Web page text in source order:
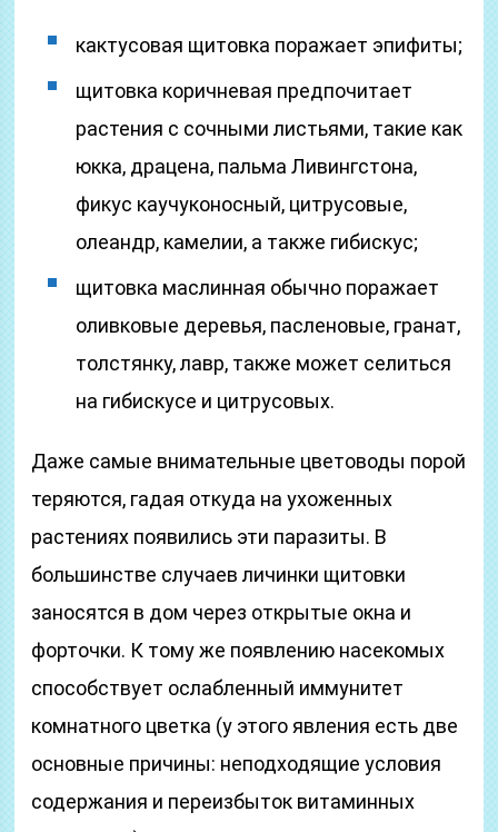
кактусовая щитовка поражает эпифиты;
щитовка коричневая предпочитает
растения с сочными листьями, такие как
юкка, драцена, пальма Ливингстона,
фикус каучуконосный, цитрусовые,
олеандр, камелии, а также гибискус;
щитовка маслинная обычно поражает
оливковые деревья, пасленовые, гранат,
толстянку, лавр, также может селиться
на гибискусе и цитрусовых.
Даже самые внимательные цветоводы порой
теряются, гадая откуда на ухоженных
растениях появились эти паразиты. В
большинстве случаев личинки щитовки
заносятся в дом через открытые окна и
форточки. К тому же появлению насекомых
способствует ослабленный иммунитет
комнатного цветка (у этого явления есть две
основные причины: неподходящие условия
содержания и переизбыток витаминных